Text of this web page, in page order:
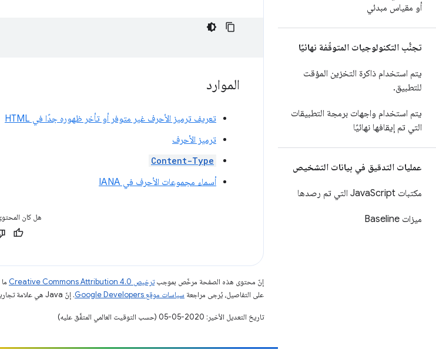
أو مقياس مبدئي
تجنُّب التكنولوجيات المتوقّفة نهائيًا
يتم استخدام ذاكرة التخزين المؤقت
للتطبيق.
يتم استخدام واجهات برمجة التطبيقات
التي تم إيقافها نهائيًا
عمليات التدقيق في بيانات التشخيص
مكتبات Java Script التي تم رصدها
ميزات Baseline
الموارد
تعريف ترميز الأحرف غير متوفر أو تأخر ظهوره جدًا في HTML
ترميز الأحرف
Content-Type
أسماء مجموعات الأحرف في IANA
هل كان
إنّ محتوى هذه الصفحة مرخّص بموجبترخيص Creative Commons Attribution 4.0‏
على التفاصيل، يُرجى مراجعة سياسات موقع Google Developers‏ . إنّ Java هي علامة تجارية مسجَّلة لشركة Oracle و/أو شركائها التابعين.
تاريخ التعديل الأخير: 2020-05-05 (حسب التوقيت العالمي المتفَّق عليه)